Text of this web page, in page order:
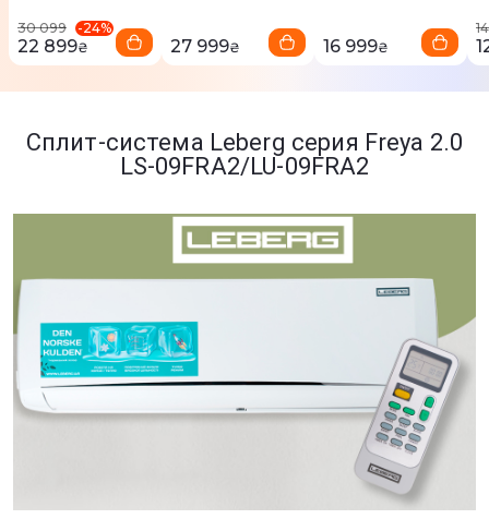
30 099 -24%
22 899₴ 27 999₴ 16 999₴
Сплит-система Leberg серия Freya 2.0
LS-09FRA2/LU-09FRA2